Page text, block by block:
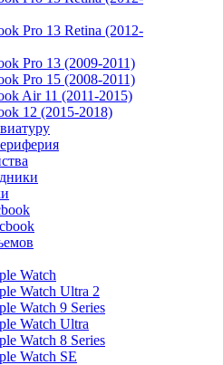
Pro 13 Retina (2012-
Pro 13 (2009-2011)
Pro 15 (2008-2011)
Air 11 (2011-2015)
12 (2015-2018)
Watch
Watch Ultra 2
Watch 9 Series
Watch Ultra
Watch 8 Series
Watch SE